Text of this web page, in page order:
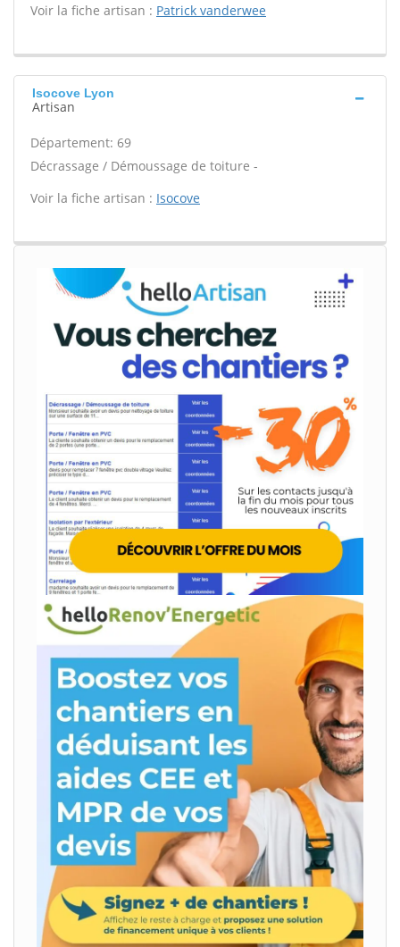
Voir la fiche artisan : Patrick vanderwee
Isocove Lyon
Artisan
Département: 69
Décrassage / Démoussage de toiture -
Voir la fiche artisan : Isocove